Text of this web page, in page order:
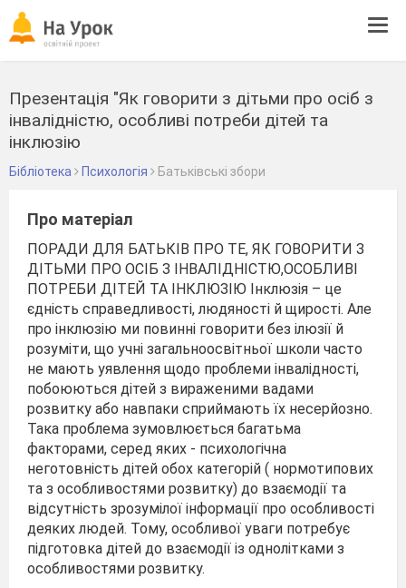
Презентація "Як говорити з дітьми про осіб з
інвалідністю, особливі потреби дітей та
інклюзію
Бібліотека Психологія Батьківські збори
Про матеріал
ПОРАДИ ДЛЯ БАТЬКІВ ПРО ТЕ, ЯК ГОВОРИТИ З
ДІТЬМИ ПРО ОСІБ З ІНВАЛІДНІСТЮ,ОСОБЛИВІ
ПОТРЕБИ ДІТЕЙ ТА ІНКЛЮЗІЮ Інклюзія – це
єдність справедливості, людяності й щирості. Але
про інклюзію ми повинні говорити без ілюзії й
розуміти, що учні загальноосвітньої школи часто
не мають уявлення щодо проблеми інвалідності,
побоюються дітей з вираженими вадами
розвитку або навпаки сприймають їх несерйозно.
Така проблема зумовлюється багатьма
факторами, серед яких - психологічна
неготовність дітей обох категорій ( нормотипових
та з особливостями розвитку) до взаємодії та
відсутність зрозумілої інформації про особливості
деяких людей. Тому, особливої уваги потребує
підготовка дітей до взаємодії із однолітками з
особливостями розвитку.